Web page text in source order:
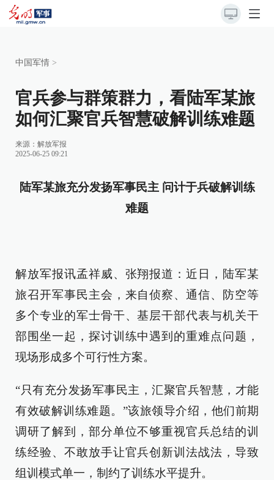
中国军情 >
官兵参与群策群力，看陆军某旅
如何汇聚官兵智慧破解训练难题
来源： 解放军报
2025-06-25 09:21
陆军某旅充分发扬军事民主 问计于兵破解训练
难题
解放军报讯孟祥威、张翔报道：近日，陆军某
旅召开军事民主会，来自侦察、通信、防空等
多个专业的军士骨干、基层干部代表与机关干
部围坐一起，探讨训练中遇到的重难点问题，
现场形成多个可行性方案。
“只有充分发扬军事民主，汇聚官兵智慧，才能
有效破解训练难题。”该旅领导介绍，他们前期
调研了解到，部分单位不够重视官兵总结的训
练经验、不敢放手让官兵创新训法战法，导致
组训模式单一，制约了训练水平提升。